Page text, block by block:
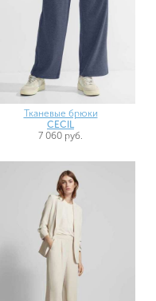
Тканевые брюки
CECIL
7 060 руб.